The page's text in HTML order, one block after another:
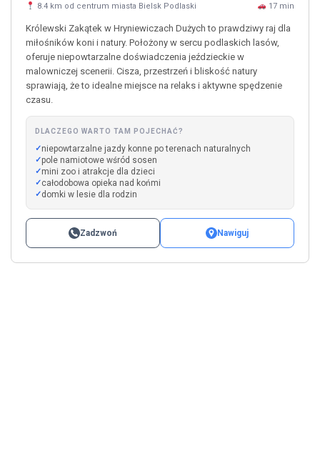
8.4 km od centrum miasta Bielsk Podlaski 17 min
Królewski Zakątek w Hryniewiczach Dużych to prawdziwy raj dla
miłośników koni i natury. Położony w sercu podlaskich lasów,
oferuje niepowtarzalne doświadczenia jeździeckie w
malowniczej scenerii. Cisza, przestrzeń i bliskość natury
sprawiają, że to idealne miejsce na relaks i aktywne spędzenie
czasu.
DLACZEGO WARTO TAM POJECHAĆ?
niepowtarzalne jazdy konne po terenach naturalnych
pole namiotowe wśród sosen
mini zoo i atrakcje dla dzieci
całodobowa opieka nad końmi
domki w lesie dla rodzin
Zadzwoń Nawiguj